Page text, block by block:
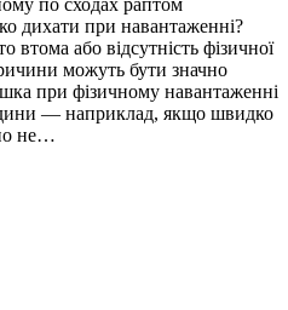
по сходах раптом
дихати при навантаженні?
втома або відсутність фізичної
можуть бути значно
при фізичному навантаженні
— наприклад, якщо швидко
не…